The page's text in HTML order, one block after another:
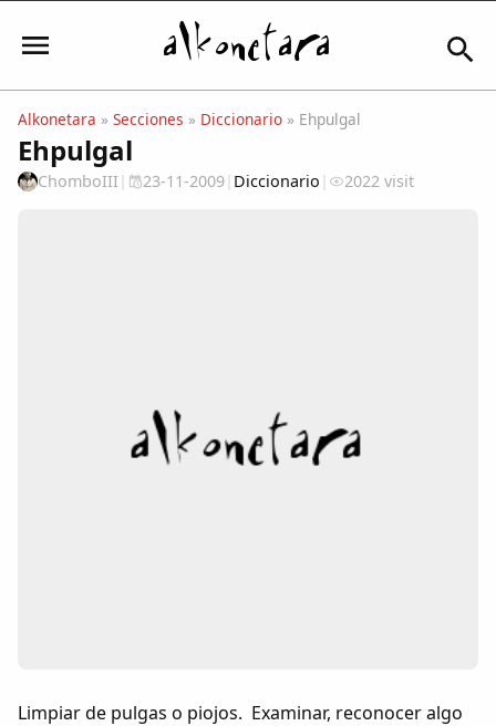
Iniciar sesión
Comunidad
Alkonetara » Secciones » Diccionario » Ehpulgal
Ehpulgal
ChomboIII | 23-11-2009| Diccionario | 2022 visit
Limpiar de pulgas o piojos. Examinar, reconocer algo